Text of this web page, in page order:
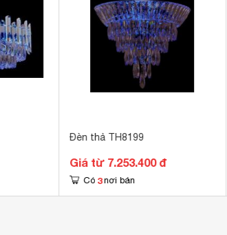
Đèn thả TH8199
Giá từ 7.253.400 đ
Có 3 nơi bán